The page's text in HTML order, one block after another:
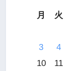
月
火
3
4
10
11